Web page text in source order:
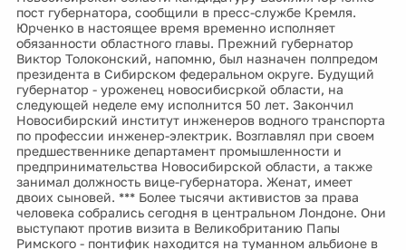
пост губернатора, сообщили в пресс-службе Кремля.
Юрченко в настоящее время временно исполняет
обязанности областного главы. Прежний губернатор
Виктор Толоконский, напомню, был назначен полпредом
президента в Сибирском федеральном округе. Будущий
губернатор - уроженец новосибисркой области, на
следующей неделе ему исполнится 50 лет. Закончил
Новосибирский институт инженеров водного транспорта
по профессии инженер-электрик. Возглавлял при своем
предшественнике департамент промышленности и
предпринимательства Новосибирской области, а также
занимал должность вице-губернатора. Женат, имеет
двоих сыновей. *** Более тысячи активистов за права
человека собрались сегодня в центральном Лондоне. Они
выступают против визита в Великобританию Папы
Римского - понтифик находится на туманном альбионе в